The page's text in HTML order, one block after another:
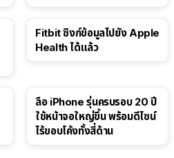
Fitbit ซิงก์ข้อมูลไปยัง Apple
Health ได้แล้ว
ลือ iPhone รุ่นครบรอบ 20 ปี
ใช้หน้าจอใหญ่ขึ้น พร้อมดีไซน์
ไร้ขอบโค้งทั้งสี่ด้าน